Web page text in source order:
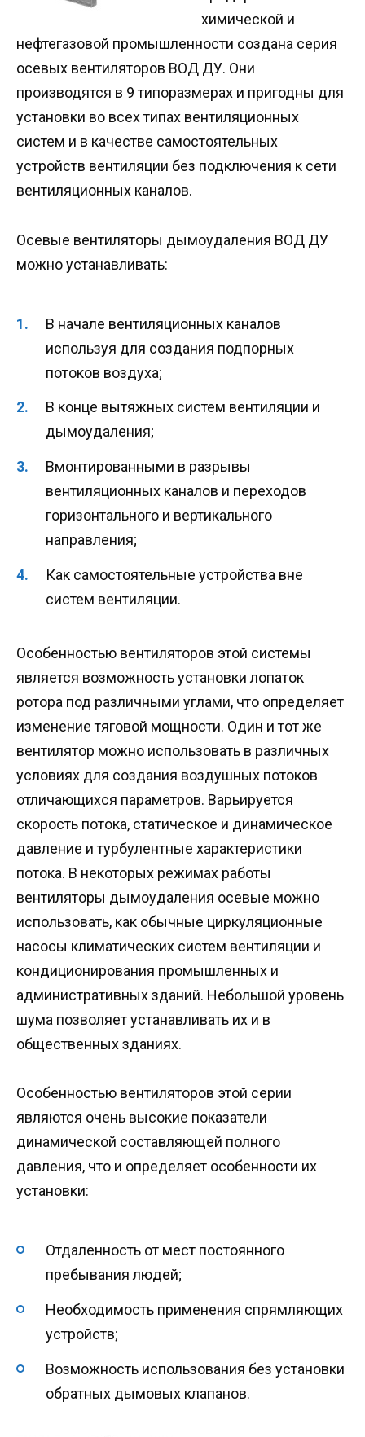
химической и
нефтегазовой промышленности создана серия
осевых вентиляторов ВОД ДУ. Они
производятся в 9 типоразмерах и пригодны для
установки во всех типах вентиляционных
систем и в качестве самостоятельных
устройств вентиляции без подключения к сети
вентиляционных каналов.
Осевые вентиляторы дымоудаления ВОД ДУ
можно устанавливать:
В начале вентиляционных каналов
используя для создания подпорных
потоков воздуха;
В конце вытяжных систем вентиляции и
дымоудаления;
Вмонтированными в разрывы
вентиляционных каналов и переходов
горизонтального и вертикального
направления;
Как самостоятельные устройства вне
систем вентиляции.
Особенностью вентиляторов этой системы
является возможность установки лопаток
ротора под различными углами, что определяет
изменение тяговой мощности. Один и тот же
вентилятор можно использовать в различных
условиях для создания воздушных потоков
отличающихся параметров. Варьируется
скорость потока, статическое и динамическое
давление и турбулентные характеристики
потока. В некоторых режимах работы
вентиляторы дымоудаления осевые можно
использовать, как обычные циркуляционные
насосы климатических систем вентиляции и
кондиционирования промышленных и
административных зданий. Небольшой уровень
шума позволяет устанавливать их и в
общественных зданиях.
Особенностью вентиляторов этой серии
являются очень высокие показатели
динамической составляющей полного
давления, что и определяет особенности их
установки:
Отдаленность от мест постоянного
пребывания людей;
Необходимость применения спрямляющих
устройств;
Возможность использования без установки
обратных дымовых клапанов.